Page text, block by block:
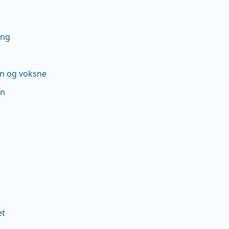
og voksne